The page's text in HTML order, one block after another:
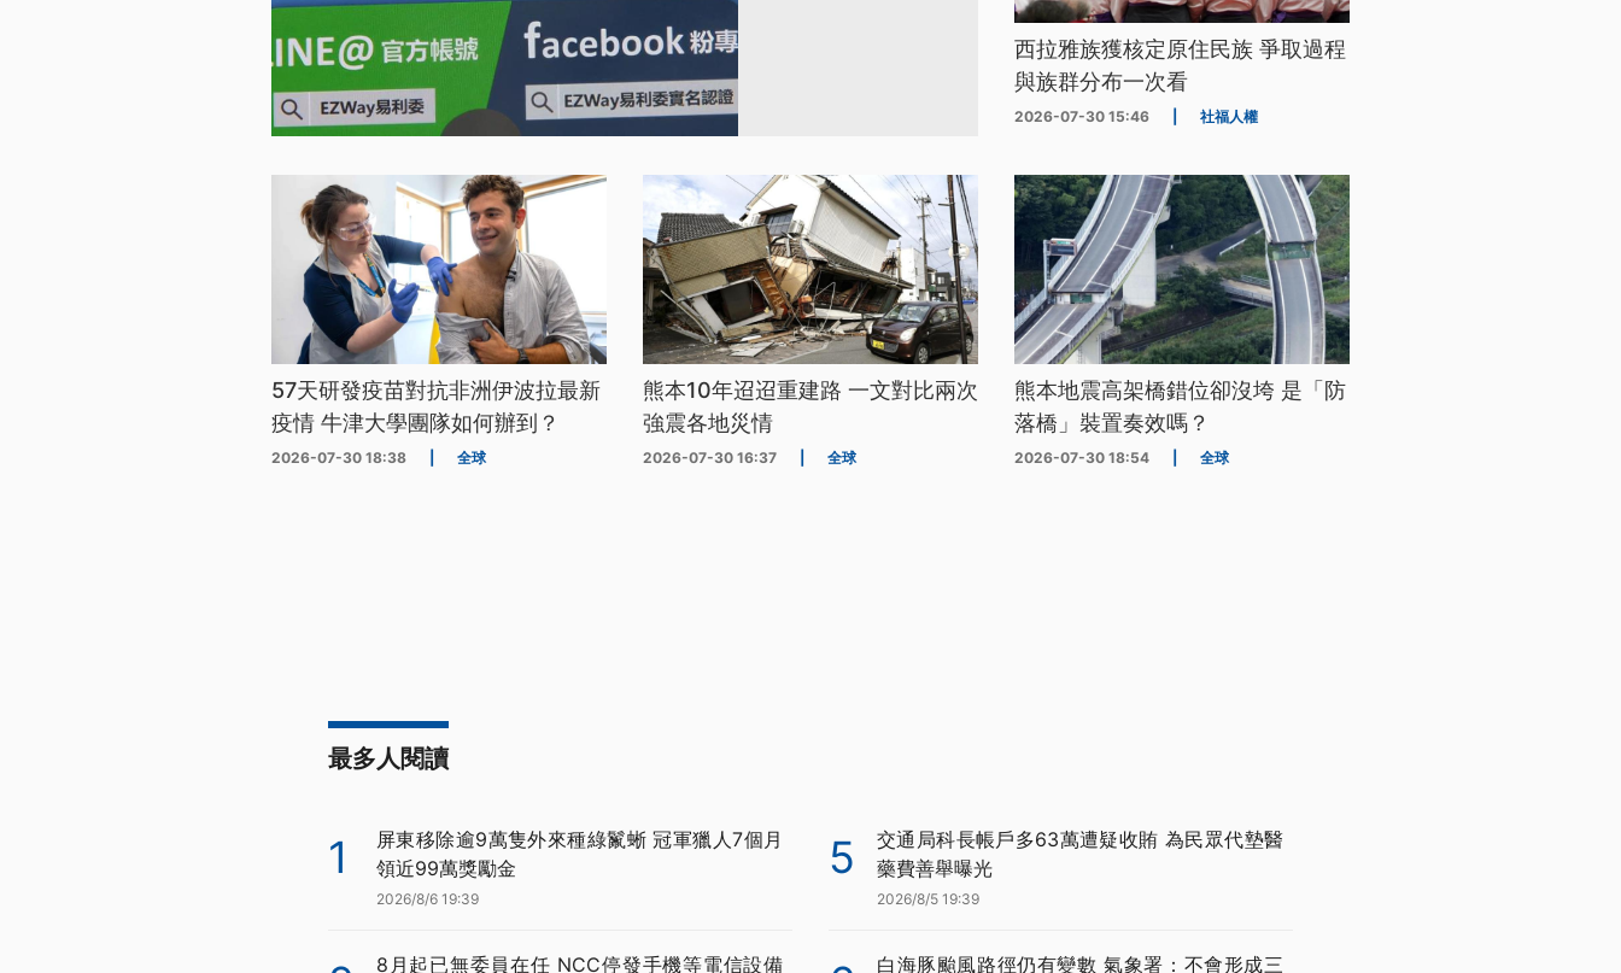
西拉雅族獲核定原住民族 爭取過程
與族群分布一次看
2026-07-30 15:46 社福人權
57天研發疫苗對抗非洲伊波拉最新
疫情 牛津大學團隊如何辦到？
2026-07-30 18:38 全球
熊本10年迢迢重建路 一文對比兩次
強震各地災情
2026-07-30 16:37 全球
熊本地震高架橋錯位卻沒垮 是「防
落橋」裝置奏效嗎？
2026-07-30 18:54 全球
最多人閱讀
1
屏東移除逾9萬隻外來種綠鬣蜥 冠軍獵人7個月
領近99萬獎勵金
2026/8/6 19:39
8月起已無委員在任 NCC停發手機等電信設備
5
交通局科長帳戶多63萬遭疑收賄 為民眾代墊醫
藥費善舉曝光
2026/8/5 19:39
白海豚颱風路徑仍有變數 氣象署：不會形成三